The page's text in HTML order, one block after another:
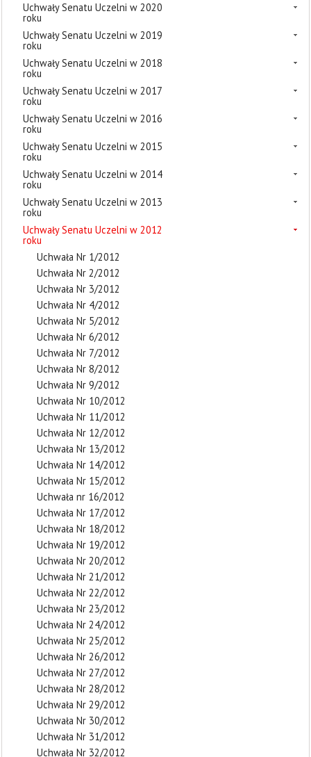
Uchwały Senatu Uczelni w 2020
roku
Uchwały Senatu Uczelni w 2019
roku
Uchwały Senatu Uczelni w 2018
roku
Uchwały Senatu Uczelni w 2017
roku
Uchwały Senatu Uczelni w 2016
roku
Uchwały Senatu Uczelni w 2015
roku
Uchwały Senatu Uczelni w 2014
roku
Uchwały Senatu Uczelni w 2013
roku
Uchwały Senatu Uczelni w 2012
roku
Uchwała Nr 1/2012
Uchwała Nr 2/2012
Uchwała Nr 3/2012
Uchwała Nr 4/2012
Uchwała Nr 5/2012
Uchwała Nr 6/2012
Uchwała Nr 7/2012
Uchwała Nr 8/2012
Uchwała Nr 9/2012
Uchwała Nr 10/2012
Uchwała Nr 11/2012
Uchwała Nr 12/2012
Uchwała Nr 13/2012
Uchwała Nr 14/2012
Uchwała Nr 15/2012
Uchwała nr 16/2012
Uchwała Nr 17/2012
Uchwała Nr 18/2012
Uchwała Nr 19/2012
Uchwała Nr 20/2012
Uchwała Nr 21/2012
Uchwała Nr 22/2012
Uchwała Nr 23/2012
Uchwała Nr 24/2012
Uchwała Nr 25/2012
Uchwała Nr 26/2012
Uchwała Nr 27/2012
Uchwała Nr 28/2012
Uchwała Nr 29/2012
Uchwała Nr 30/2012
Uchwała Nr 31/2012
Uchwała Nr 32/2012